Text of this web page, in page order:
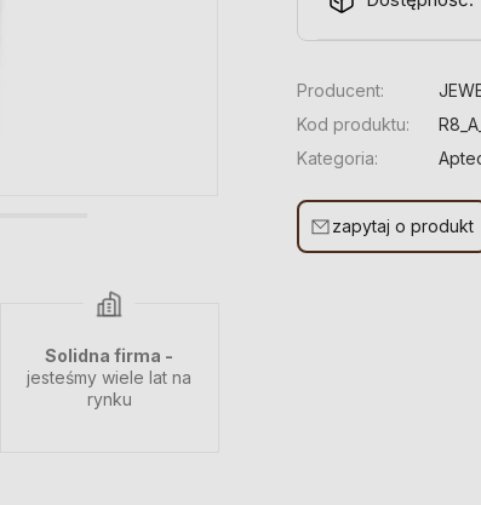
Solidna firma -
jesteśmy wiele lat na
rynku
Producent:
Kod produktu:
Kategoria:
zapytaj o produkt